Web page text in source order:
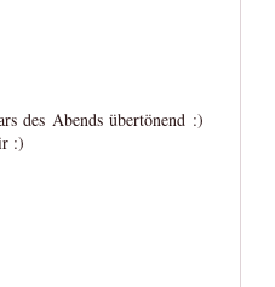
des Abends übertönend :)
:)